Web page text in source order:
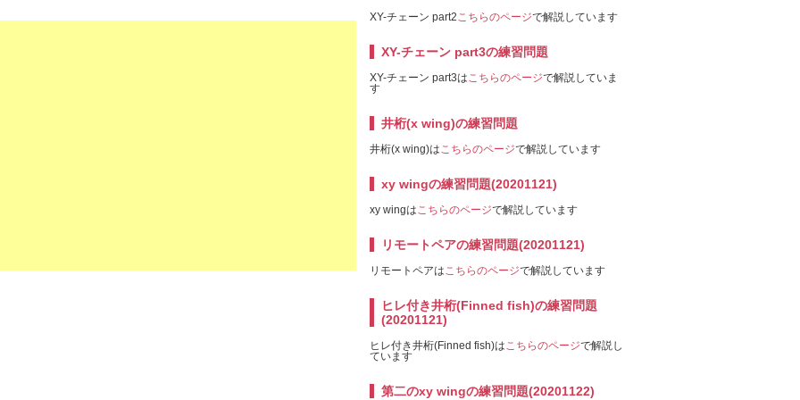
XY-チェーン part2こちらのページで解説しています
XY-チェーン part3の練習問題
XY-チェーン part3はこちらのページで解説していま
す
井桁(x wing)の練習問題
井桁(x wing)はこちらのページで解説しています
xy wingの練習問題(20201121)
xy wingはこちらのページで解説しています
リモートペアの練習問題(20201121)
リモートペアはこちらのページで解説しています
ヒレ付き井桁(Finned fish)の練習問題
(20201121)
ヒレ付き井桁(Finned fish)はこちらのページで解説し
ています
第二のxy wingの練習問題(20201122)